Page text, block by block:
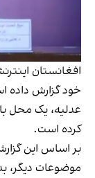
افغانستان
خود گزارش داده
عدلیه، یک محل
کرده است.
بر اساس این
موضوعات دیگر،